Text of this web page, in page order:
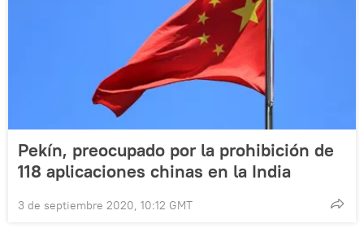
Pekín, preocupado por la prohibición de
118 aplicaciones chinas en la India
3 de septiembre 2020, 10:12 GMT